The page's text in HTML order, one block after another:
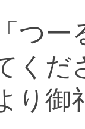
つー
く
り御